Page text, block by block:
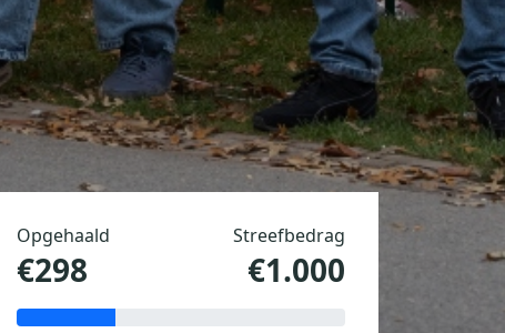
Opgehaald
€298
Streefbedrag
€1.000